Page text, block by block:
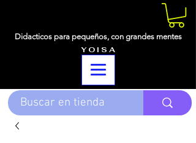
Didacticos para pequeños, con grandes mentes
Y O I S A